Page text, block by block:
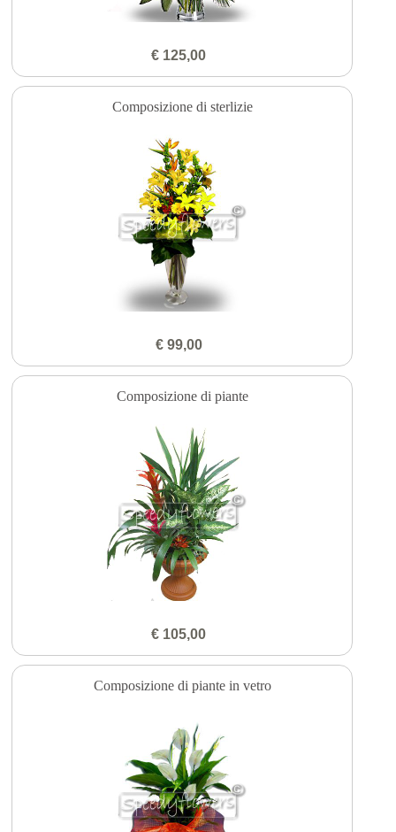
€ 125,00
Composizione di sterlizie
€ 99,00
Composizione di piante
€ 105,00
Composizione di piante in vetro